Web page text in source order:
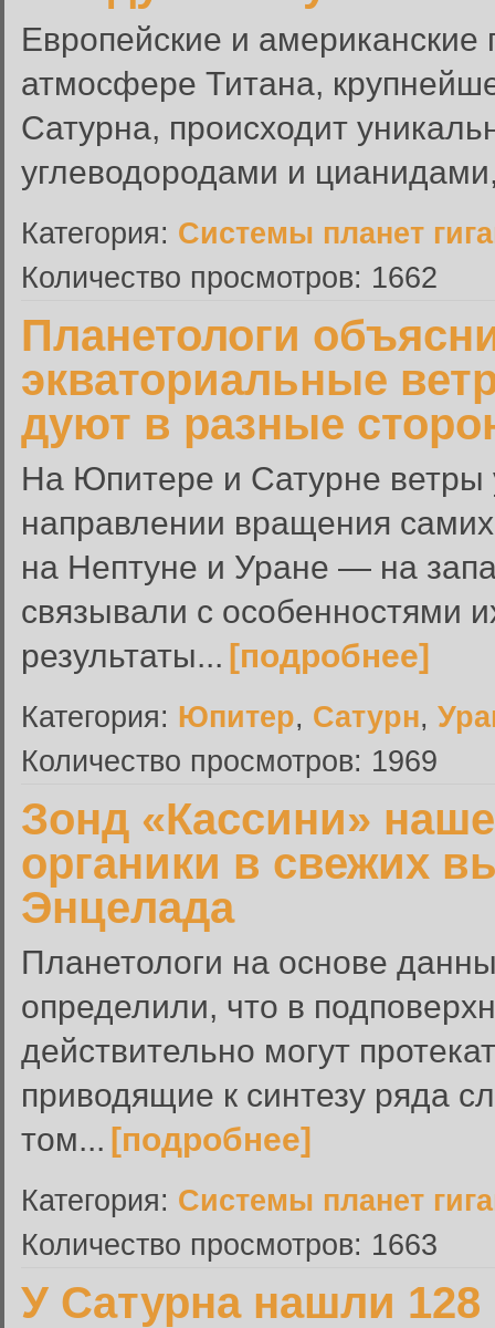
Европейские и
атмосфере Титана,
Сатурна, происходит
углеводородами и
Категория: Системы планет
Количество просмотров: 1662
Планетологи
экваториальные
дуют в разные
На Юпитере и Сатурне ветры
направлении вращения самих
на Нептуне и Уране — на
связывали с особенностями
результаты... [подробнее]
Категория: Юпитер, Сатурн,
Количество просмотров: 1969
Зонд «Кассини»
органики в свежих
Энцелада
Планетологи на основе
определили, что в
действительно могут
приводящие к синтезу ряда
том... [подробнее]
Категория: Системы планет
Количество просмотров: 1663
У Сатурна нашли